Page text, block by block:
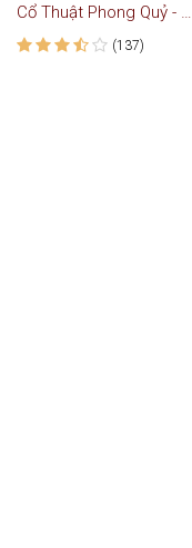
Cổ Thuật Phong Quỷ - Truyện Ma Kinh Dị
(137)